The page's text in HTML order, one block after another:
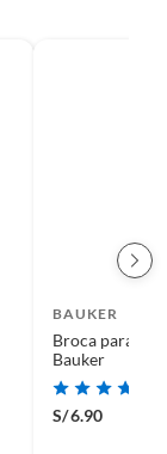
BAUKER
Broca para
Bauker
S/6.90